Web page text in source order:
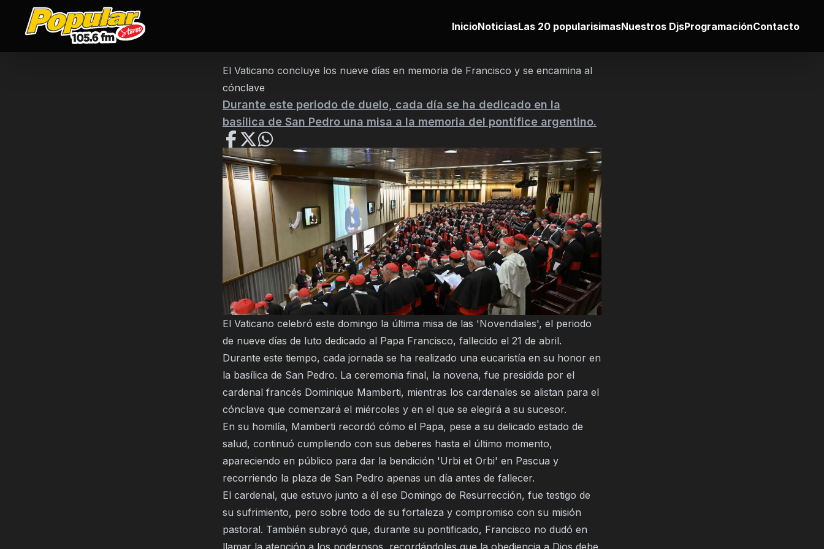
InicioNoticiasLas 20 popularisimasNuestros DjsProgramaciónContacto
El Vaticano concluye los nueve días en memoria de Francisco y se encamina al
cónclave
Durante este periodo de duelo, cada día se ha dedicado en la
basílica de San Pedro una misa a la memoria del pontífice argentino.
El Vaticano celebró este domingo la última misa de las 'Novendiales', el periodo
de nueve días de luto dedicado al Papa Francisco, fallecido el 21 de abril.
Durante este tiempo, cada jornada se ha realizado una eucaristía en su honor en
la basílica de San Pedro. La ceremonia final, la novena, fue presidida por el
cardenal francés Dominique Mamberti, mientras los cardenales se alistan para el
cónclave que comenzará el miércoles y en el que se elegirá a su sucesor.
En su homilía, Mamberti recordó cómo el Papa, pese a su delicado estado de
salud, continuó cumpliendo con sus deberes hasta el último momento,
apareciendo en público para dar la bendición 'Urbi et Orbi' en Pascua y
recorriendo la plaza de San Pedro apenas un día antes de fallecer.
El cardenal, que estuvo junto a él ese Domingo de Resurrección, fue testigo de
su sufrimiento, pero sobre todo de su fortaleza y compromiso con su misión
pastoral. También subrayó que, durante su pontificado, Francisco no dudó en
llamar la atención a los poderosos, recordándoles que la obediencia a Dios debe